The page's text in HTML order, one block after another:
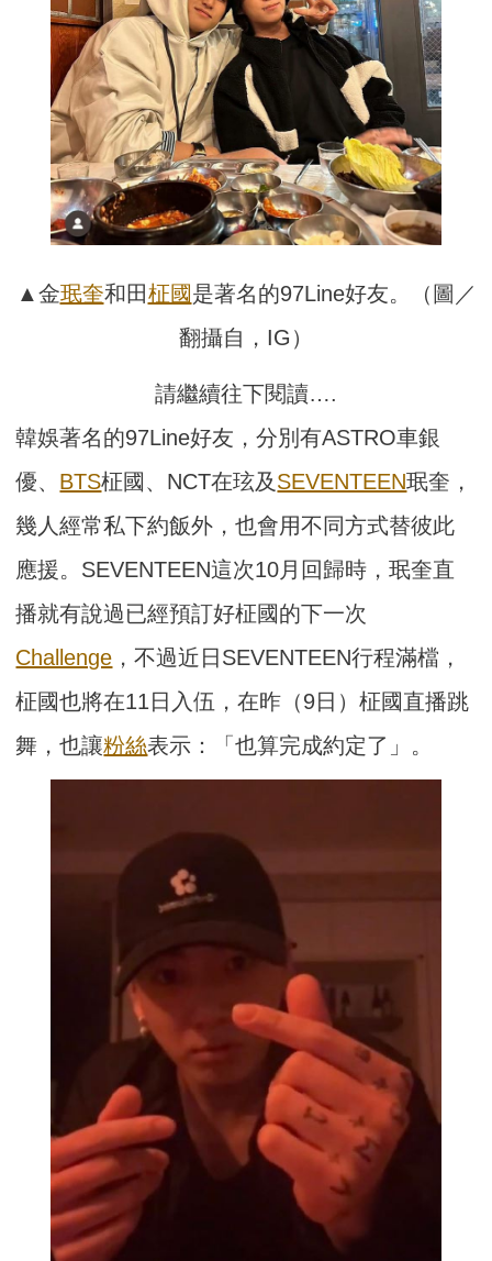
▲金珉奎和田柾國是著名的97Line好友。（圖／
翻攝自，IG）
請繼續往下閱讀….
韓娛著名的97Line好友，分別有ASTRO車銀
優、 BTS柾國、NCT在玹及 SEVENTEEN珉奎，
幾人經常私下約飯外，也會用不同方式替彼此
應援。SEVENTEEN這次10月回歸時，珉奎直
播就有說過已經預訂好柾國的下一次
Challenge ，不過近日SEVENTEEN行程滿檔，
柾國也將在11日入伍，在昨（9日）柾國直播跳
舞，也讓粉絲表示：「也算完成約定了」。